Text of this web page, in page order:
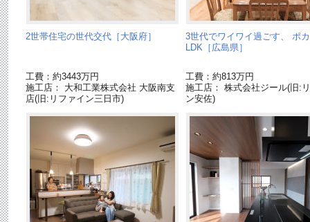
2世帯住宅の世代交代［大阪府］
工費：約3443万円
施工店： 大和工業株式会社 大阪南支
店(旧:リファイン三日市)
3世代でワイワイ過ごす、 ポ
LDK［広島県］
工費：約813万円
施工店： 株式会社ジール(旧:
ン安佐)